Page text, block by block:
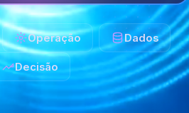
Operação Dados
Decisão